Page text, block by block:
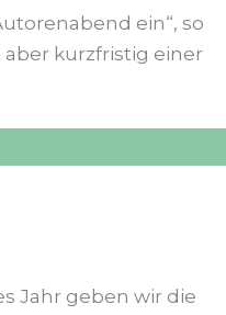
ein“, so
aber kurzfristig einer
Jahr geben wir die